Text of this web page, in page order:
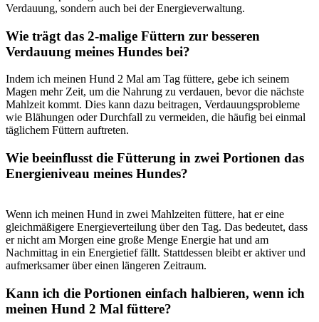
Verdauung, sondern auch bei ⁢der ⁤Energieverwaltung.
Wie trägt das 2-malige Füttern zur besseren
Verdauung ⁢meines‍ Hundes ⁣bei?
Indem ‌ich meinen​ Hund 2 Mal am ‍Tag füttere, gebe⁣ ich seinem
Magen mehr Zeit, um die‌ Nahrung zu verdauen, bevor die nächste
Mahlzeit kommt.⁣ Dies‌ kann dazu beitragen, Verdauungsprobleme
wie Blähungen oder ⁣Durchfall zu ‍vermeiden, die häufig‌ bei einmal⁤
täglichem Füttern ⁢auftreten.
Wie beeinflusst die Fütterung in ⁤zwei Portionen das
⁣Energieniveau meines Hundes?
Wenn ⁣ich meinen Hund in zwei Mahlzeiten füttere,‍ hat er eine
‍gleichmäßigere Energieverteilung⁣ über den‍ Tag. Das ​bedeutet, dass
⁣er nicht am ‍Morgen⁤ eine große ‌Menge ⁣Energie hat und am
Nachmittag ⁤in ein Energietief fällt. Stattdessen bleibt er aktiver‌ und
aufmerksamer über einen längeren Zeitraum.
Kann ich ⁣die Portionen einfach halbieren, wenn ich
meinen Hund 2 Mal‍ füttere?